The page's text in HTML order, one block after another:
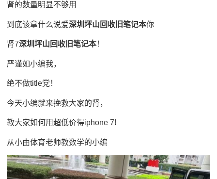
肾的数量明显不够用
到底该拿什么说爱深圳坪山回收旧笔记本你
肾7深圳坪山回收旧笔记本！
严谨如小编我，
绝不做title党！
今天小编就来挽救大家的肾，
教大家如何用超低价得iphone 7!
从小由体育老师教数学的小编